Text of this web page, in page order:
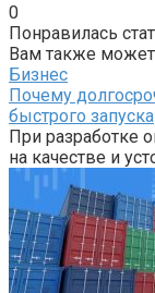
0
Понравилась
Вам также
Бизнес
Почему
быстрого запуска
При разработке
на качестве и